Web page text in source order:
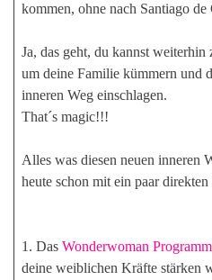
kommen, ohne nach Santiago
Ja, das geht, du kannst
um deine Familie kümmern und
inneren Weg einschlagen.
That´s magic!!!
Alles was diesen neuen inneren
heute schon mit ein paar
1. Das Wonderwoman Programm
deine weiblichen Kräfte stärken